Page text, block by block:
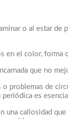
o al estar de
en el color, forma
que no
o problemas de
es
una callosidad